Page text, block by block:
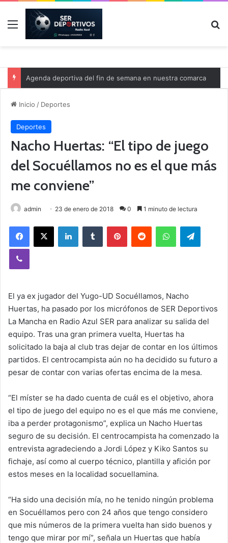
Menú
Agenda deportiva del fin de semana en nuestra comarca
Inicio / Deportes
Deportes
Nacho Huertas: “El tipo de juego
del Socuéllamos no es el que más
me conviene”
admin 23 de enero de 2018 0 1 minuto de lectura
El ya ex jugador del Yugo-UD Socuéllamos, Nacho
Huertas, ha pasado por los micrófonos de SER Deportivos
La Mancha en Radio Azul SER para analizar su salida del
equipo. Tras una gran primera vuelta, Huertas ha
solicitado la baja al club tras dejar de contar en los últimos
partidos. El centrocampista aún no ha decidido su futuro a
pesar de contar con varias ofertas encima de la mesa.
“El míster se ha dado cuenta de cuál es el objetivo, ahora
el tipo de juego del equipo no es el que más me conviene,
iba a perder protagonismo”, explica un Nacho Huertas
seguro de su decisión. El centrocampista ha comenzado la
entrevista agradeciendo a Jordi López y Kiko Santos su
fichaje, así como al cuerpo técnico, plantilla y afición por
estos meses en la localidad socuellamina.
“Ha sido una decisión mía, no he tenido ningún problema
en Socuéllamos pero con 24 años que tengo considero
que mis números de la primera vuelta han sido buenos y
tengo que mirar por mí”, señala un Huertas que había